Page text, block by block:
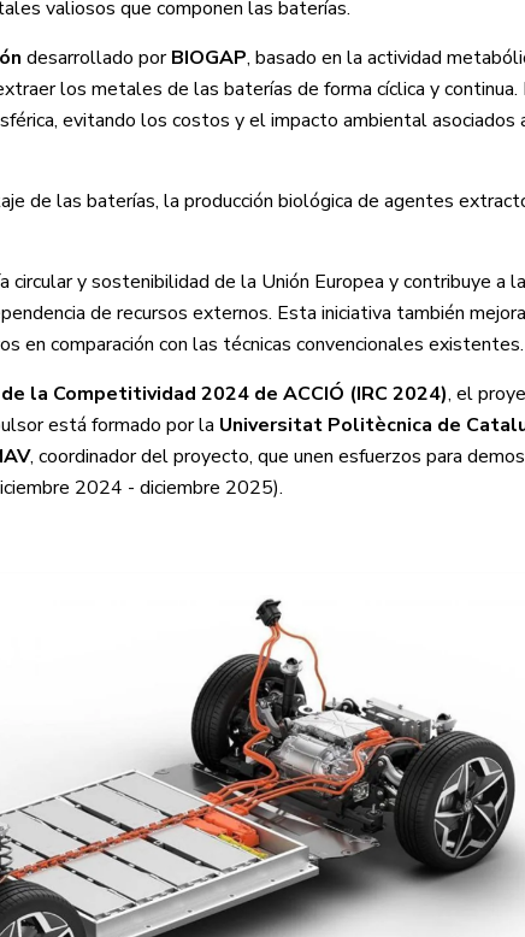
valiosos que componen las baterías.
desarrollado porBIOGAP, basado en la actividad
los metales de las baterías de forma cíclica y
evitando los costos y el impacto ambiental asociados
de las baterías, la producción biológica de agentes
y sostenibilidad de la Unión Europea y contribuye a
de recursos externos. Esta iniciativa también
en comparación con las técnicas convencionales existentes.
la Competitividad 2024 de ACCIÓ (IRC 2024), el
está formado por la Universitat Politècnica de
, coordinador del proyecto, que unen esfuerzos para
2024 - diciembre 2025).